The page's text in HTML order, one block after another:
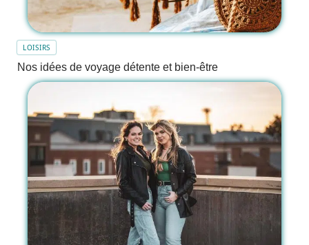
LOISIRS
Nos idées de voyage détente et bien-être